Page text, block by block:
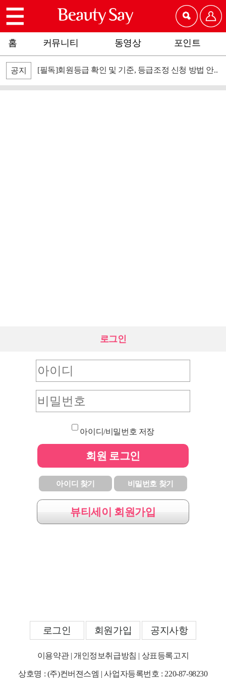
홈 커뮤니티 동영상 포인트
공지 [필독]회원등급 확인 및 기준, 등급조정 신청 방법 안..
로그인
아이디/비밀번호 저장
회원 로그인
아이디 찾기 비밀번호 찾기
뷰티세이 회원가입
로그인 회원가입 공지사항
이용약관| 개인정보취급방침 | 상표등록고지
상호명 : (주)컨버젼스엠 | 사업자등록번호 : 220-87-98230